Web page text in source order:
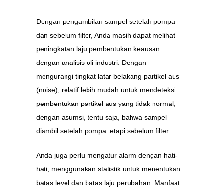
Dengan pengambilan sampel setelah pompa
dan sebelum filter, Anda masih dapat melihat
peningkatan laju pembentukan keausan
dengan analisis oli industri. Dengan
mengurangi tingkat latar belakang partikel aus
(noise), relatif lebih mudah untuk mendeteksi
pembentukan partikel aus yang tidak normal,
dengan asumsi, tentu saja, bahwa sampel
diambil setelah pompa tetapi sebelum filter.
Anda juga perlu mengatur alarm dengan hati-
hati, menggunakan statistik untuk menentukan
batas level dan batas laju perubahan. Manfaat